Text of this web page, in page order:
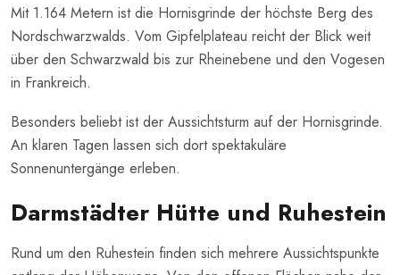
Mit 1.164 Metern ist die Hornisgrinde der höchste Berg des
Nordschwarzwalds. Vom Gipfelplateau reicht der Blick weit
über den Schwarzwald bis zur Rheinebene und den Vogesen
in Frankreich.
Besonders beliebt ist der Aussichtsturm auf der Hornisgrinde.
An klaren Tagen lassen sich dort spektakuläre
Sonnenuntergänge erleben.
Darmstädter Hütte und Ruhestein
Rund um den Ruhestein finden sich mehrere Aussichtspunkte